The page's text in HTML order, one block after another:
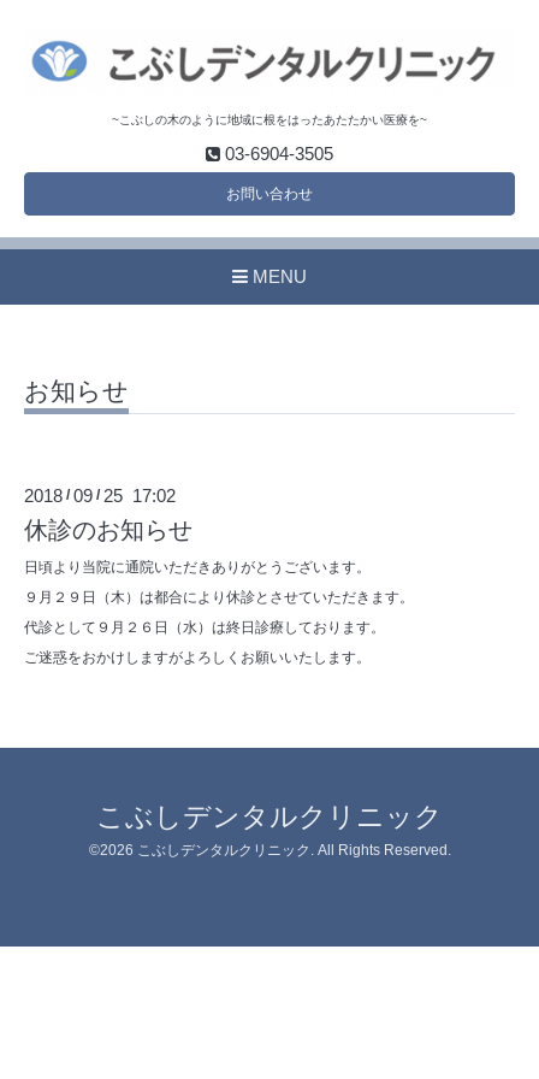
~こぶしの木のように地域に根をはったあたたかい医療を~
03-6904-3505
お問い合わせ
MENU
お知らせ
2018 /09 / 25 17:02
休診のお知らせ
日頃より当院に通院いただきありがとうございます。
９月２９日（木）は都合により休診とさせていただきます。
代診として９月２６日（水）は終日診療しております。
ご迷惑をおかけしますがよろしくお願いいたします。
こぶしデンタルクリニック
©2026 こぶしデンタルクリニック . All Rights Reserved.